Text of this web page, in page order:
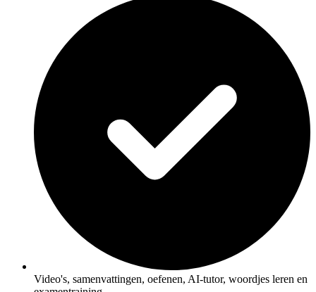
Video's, samenvattingen, oefenen, AI-tutor, woordjes leren en